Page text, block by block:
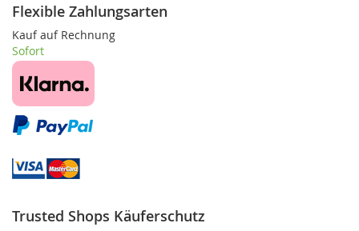
Flexible Zahlungsarten
Kauf auf Rechnung
Sofort
Trusted Shops Käuferschutz